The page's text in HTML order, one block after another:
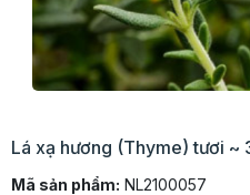
Lá xạ hương (Thyme) tươi ~
Mã sản phẩm: NL2100057